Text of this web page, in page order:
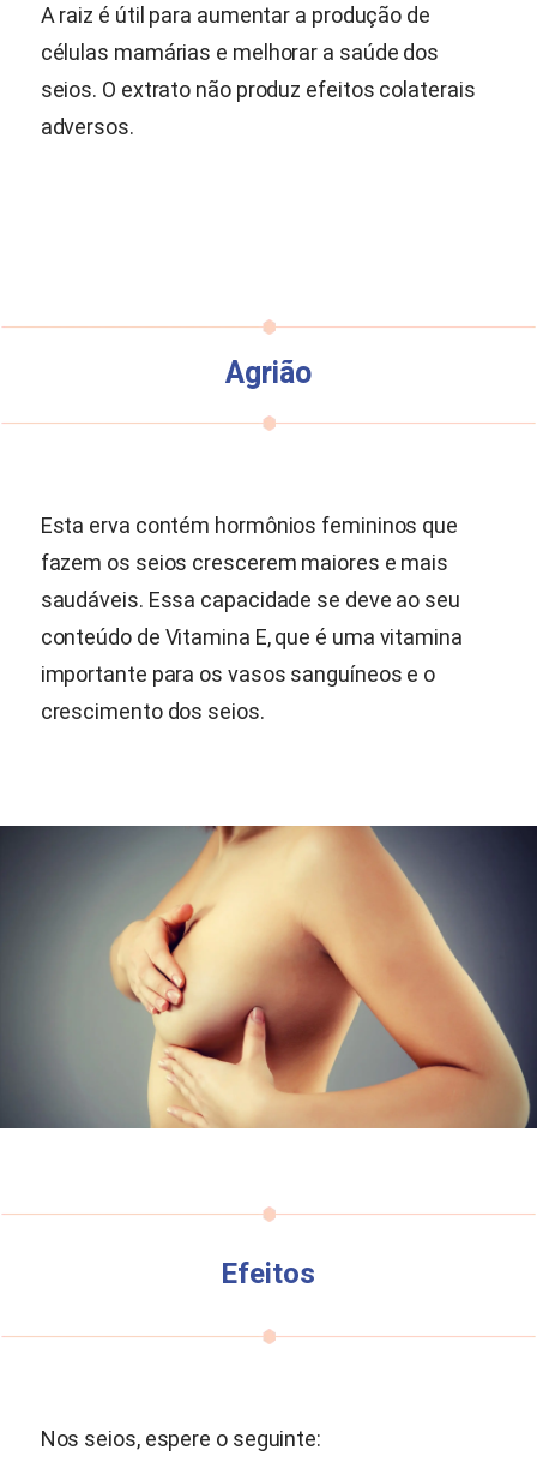
A raiz é útil para aumentar a produção de
células mamárias e melhorar a saúde dos
seios. O extrato não produz efeitos colaterais
adversos.
Agrião
Esta erva contém hormônios femininos que
fazem os seios crescerem maiores e mais
saudáveis. Essa capacidade se deve ao seu
conteúdo de Vitamina E, que é uma vitamina
importante para os vasos sanguíneos e o
crescimento dos seios.
Efeitos
Nos seios, espere o seguinte: